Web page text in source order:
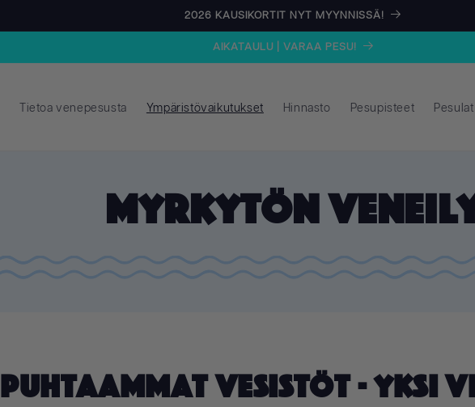
2026 KAUSIKORTIT NYT MYYNNISSÄ!
AIKATAULU | VARAA PESU!
Tietoa venepesusta Ympäristövaikutukset Hinnasto Pesupisteet Pesulat
Myrkytön
Puhtaammat vesistöt - yksi